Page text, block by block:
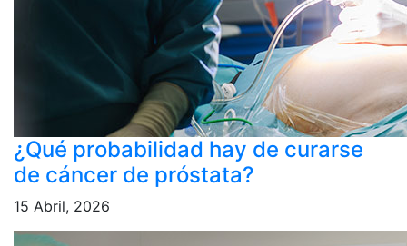
¿Qué probabilidad hay de curarse
de cáncer de próstata?
15 Abril, 2026